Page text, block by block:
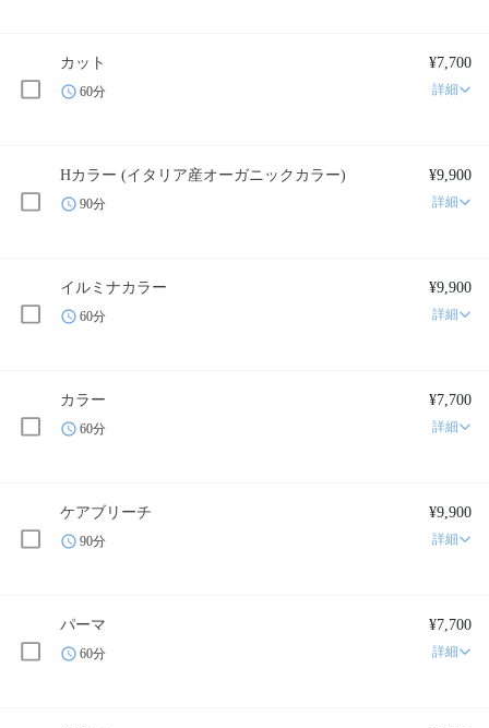
カット ¥7,700
60分 詳細
Hカラー (イタリア産オーガニックカラー) ¥9,900
90分 詳細
イルミナカラー ¥9,900
60分 詳細
カラー ¥7,700
60分 詳細
ケアブリーチ ¥9,900
90分 詳細
パーマ ¥7,700
60分 詳細